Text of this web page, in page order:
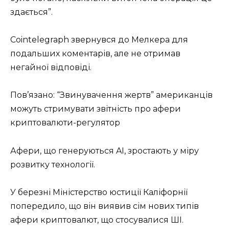
здається”.
Cointelegraph звернувся до Мелкера для
подальших коментарів, але не отримав
негайної відповіді.
Пов’язано: “Звинувачення жертв” американців
можуть стримувати звітність про афери
криптовалюти-регулятор
Афери, що генеруються AI, зростають у міру
розвитку технології.
У березні Міністерство юстиції Каліфорнії
попередило, що він виявив сім нових типів
афери криптовалют, що стосувалися ШІ.